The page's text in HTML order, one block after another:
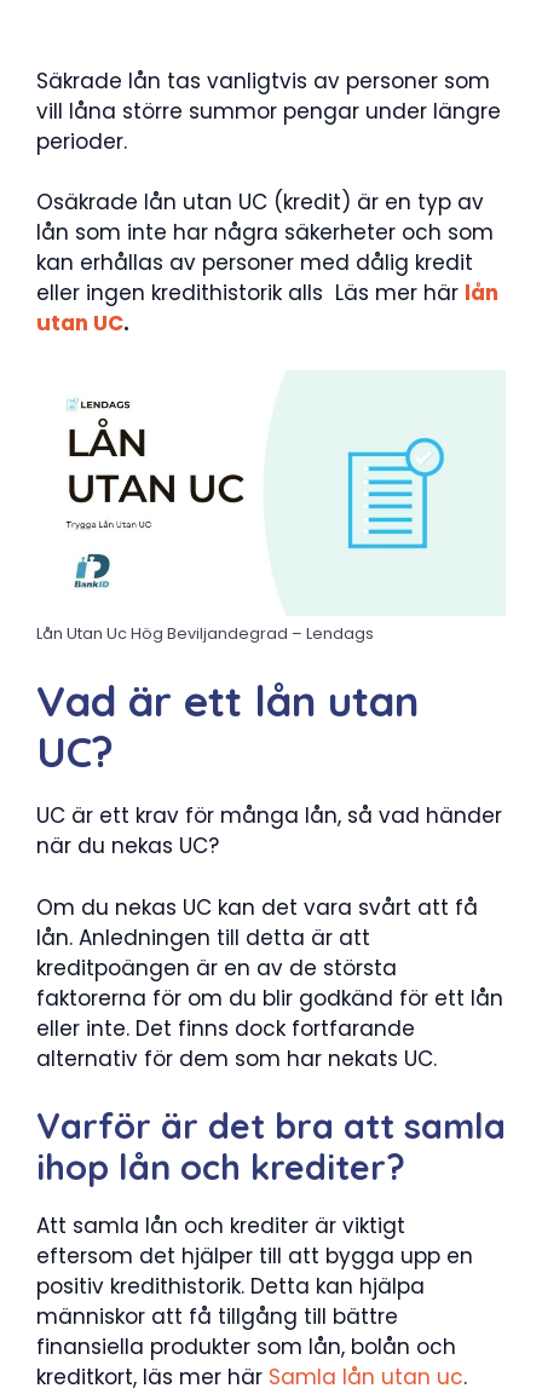
Säkrade lån tas vanligtvis av personer som
vill låna större summor pengar under längre
perioder.
Osäkrade lån utan UC (kredit) är en typ av
lån som inte har några säkerheter och som
kan erhållas av personer med dålig kredit
eller ingen kredithistorik alls Läs mer här lån
utan UC.
Lån Utan Uc Hög Beviljandegrad – Lendags
Vad är ett lån utan
UC?
UC är ett krav för många lån, så vad händer
när du nekas UC?
Om du nekas UC kan det vara svårt att få
lån. Anledningen till detta är att
kreditpoängen är en av de största
faktorerna för om du blir godkänd för ett lån
eller inte. Det finns dock fortfarande
alternativ för dem som har nekats UC.
Varför är det bra att samla
ihop lån och krediter?
Att samla lån och krediter är viktigt
eftersom det hjälper till att bygga upp en
positiv kredithistorik. Detta kan hjälpa
människor att få tillgång till bättre
finansiella produkter som lån, bolån och
kreditkort, läs mer här Samla lån utan uc.